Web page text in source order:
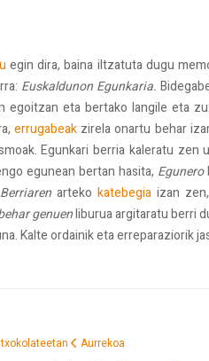
egin dira, baina iltzatuta dugu
Euskaldunon Egunkaria.
egoitzan eta bertako langile eta
errugabeak zirela onartu behar
Egunkari berria kaleratu zen
egunean bertan hasita, Egunero
Berriarenarteko katebegiaizan zen,
genuenliburua argitaratu berri
Kalte ordainik eta erreparaziorik
Aurrekoa